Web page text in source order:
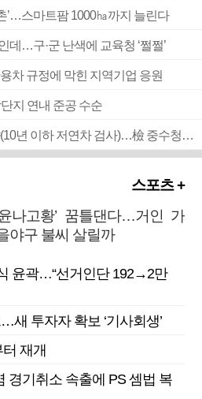
’…스마트팜 1000㏊까지 늘린다
데…구·군 난색에 교육청 ‘쩔쩔’
차 규정에 막힌 지역기업 응원
지 연내 준공 수순
■ 검사 신분 버리고 직급하향(10년 이하 저연차 검사)…檢 중수청행 기피
스포츠 +
윤나고황’ 꿈틀댄다…거인 가
야구 불씨 살릴까
윤곽…“선거인단 192→2만
새 투자자 확보 ‘기사회생’
재개
기취소 속출에 PS 셈법 복